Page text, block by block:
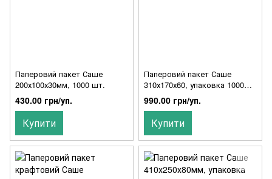
Паперовий пакет Саше
200х100х30мм, 1000 шт.
430.00 грн/уп.
Купити
Паперовий пакет Саше
310х170х60, упаковка 1000
шт, 004200089
990.00 грн/уп.
Купити